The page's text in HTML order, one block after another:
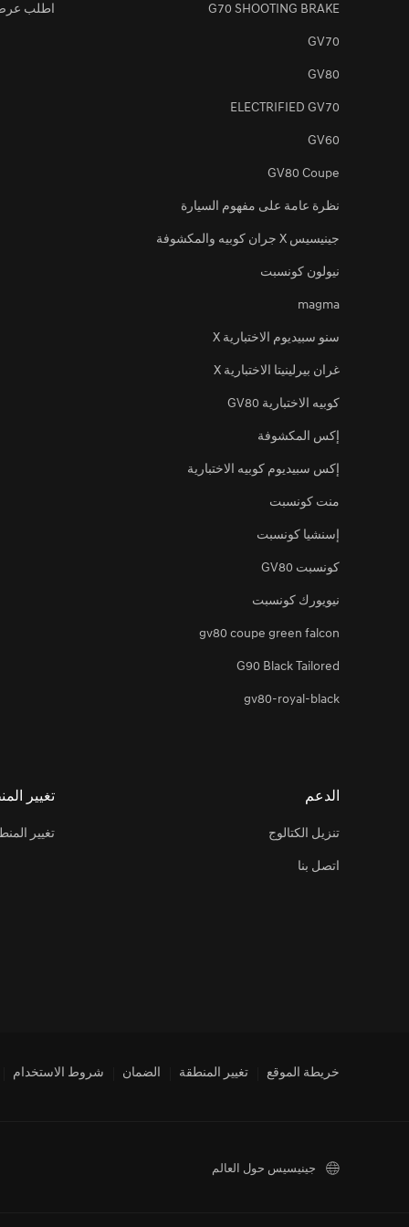
[أخبار العلامة التجارية]
G70 SHOOTING BRAKE
GV70
GV80
ELECTRIFIED GV70
GV60
GV80 Coupe
نظرة عامة على مفهوم السيارة
جينيسيس X جران كوبيه والمكشوفة
نيولون كونسبت
magma
سنو سبيديوم الاختبارية X
غران بيرلينيتا الاختبارية X
كوبيه الاختبارية GV80
إكس المكشوفة
إكس سبيديوم كوبيه الاختبارية
منت كونسبت
إسنشيا كونسبت
كونسبت GV80
نيويورك كونسبت
gv80 coupe green falcon
G90 Black Tailored
gv80-royal-black
اطلب
الدعم
تنزيل الكتالوج
اتصل بنا
تغيير
تغيير
خريطة الموقع تغيير المنطقة الضمان شروط الاستخدام
جينيسيس حول العالم